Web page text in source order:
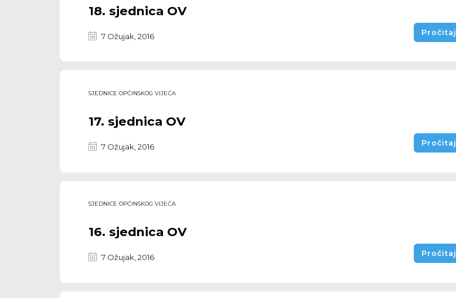
18. sjednica OV
7 Ožujak, 2016
SJEDNICE OPĆINSKOG VIJEĆA
17. sjednica OV
7 Ožujak, 2016
SJEDNICE OPĆINSKOG VIJEĆA
16. sjednica OV
7 Ožujak, 2016